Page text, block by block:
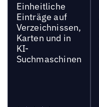
Einheitliche
Einträge auf
Verzeichnissen,
Karten und in
KI-
Suchmaschinen